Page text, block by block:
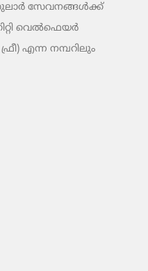
സേവനങ്ങൾക്ക്
വെൽഫെയർ
എന്ന നമ്പറിലും